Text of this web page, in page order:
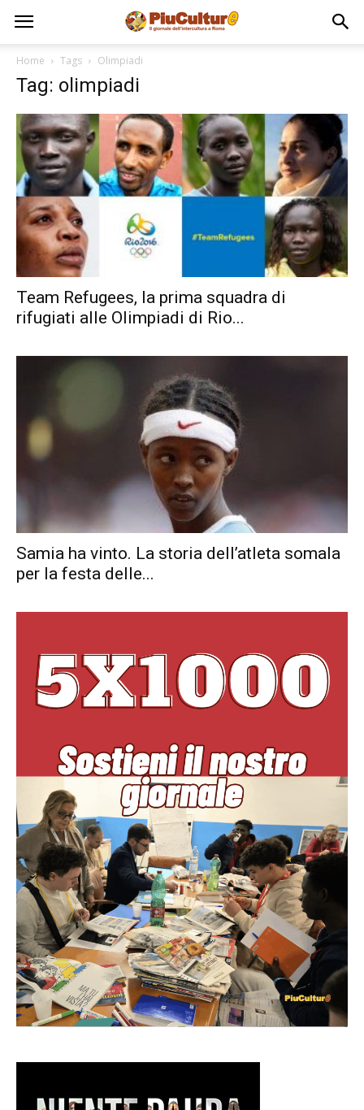
Home Tags Olimpiadi
Tag: olimpiadi
Team Refugees, la prima squadra di
rifugiati alle Olimpiadi di Rio...
Samia ha vinto. La storia dell’atleta somala
per la festa delle...